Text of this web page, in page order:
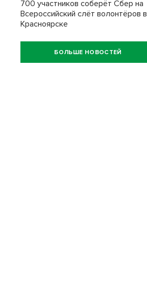
700 участников соберёт Сбер на
Всероссийский слёт волонтёров в
Красноярске
БОЛЬШЕ НОВОСТЕЙ